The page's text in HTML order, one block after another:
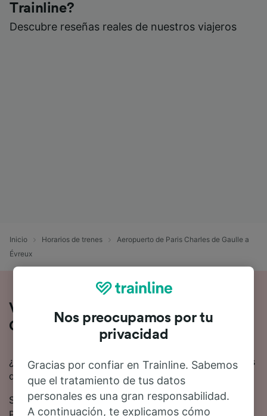
Trainline?
Descubre reseñas reales de nuestros viajeros
Inicio Horarios de trenes
Aeropuerto de Paris Charles de Gaulle a
Évreux
Viaje en tren de Aeropuerto de Paris
Charles de Gaulle a Évreux
¿Quieres viajar en tren de Aeropuerto de Paris Charles
de Gaulle a Évreux? Estás en el lugar adecuado.
Se estima que el viaje en tren desde Aeropuerto de
Nos preocupamos por tu
privacidad
Gracias por confiar en Trainline. Sabemos
que el tratamiento de tus datos
personales es una gran responsabilidad.
A continuación, te explicamos cómo